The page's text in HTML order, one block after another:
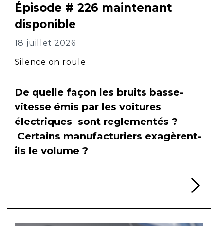
Épisode # 226 maintenant
disponible
18 juillet 2026
Silence on roule
De quelle façon les bruits basse-
vitesse émis par les voitures
électriques sont reglementés ?
Certains manufacturiers exagèrent-
ils le volume ?